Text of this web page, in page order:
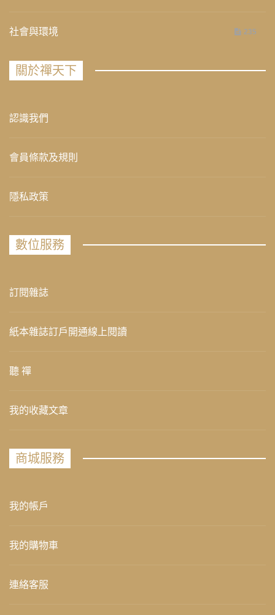
社會與環境 235
關於禪天下
認識我們
會員條款及規則
隱私政策
數位服務
訂閱雜誌
紙本雜誌訂戶開通線上閱讀
聽 禪
我的收藏文章
商城服務
我的帳戶
我的購物車
連絡客服